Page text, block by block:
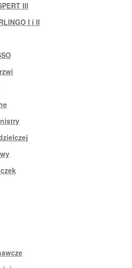
III
I i II